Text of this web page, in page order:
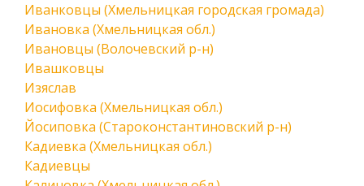
Иванковцы (Хмельницкая городская громада)
Ивановка (Хмельницкая обл.)
Ивановцы (Волочевский р-н)
Ивашковцы
Изяслав
Иосифовка (Хмельницкая обл.)
Йосиповка (Староконстантиновский р-н)
Кадиевка (Хмельницкая обл.)
Кадиевцы